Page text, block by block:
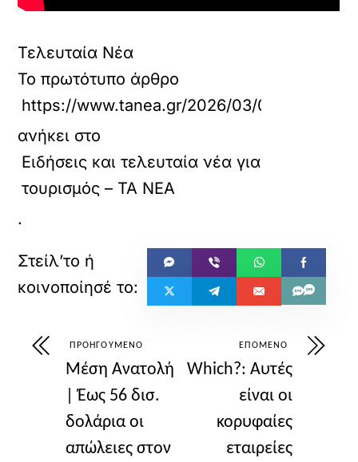
Τελευταία Νέα
Το πρωτότυπο άρθρο
https://www.tanea.gr/2026/03/08/
ανήκει στο
Ειδήσεις και τελευταία νέα για
τουρισμός – ΤΑ ΝΕΑ
.
ΠΡΟΗΓΟΎΜΕΝΟ
Μέση Ανατολή
| Έως 56 δισ.
δολάρια οι
απώλειες στον
ΕΠΌΜΕΝΟ
Which?: Αυτές
είναι οι
κορυφαίες
εταιρείες